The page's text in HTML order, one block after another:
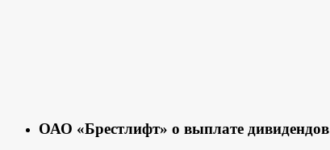
ОАО «Брестлифт» о выплате дивидендов